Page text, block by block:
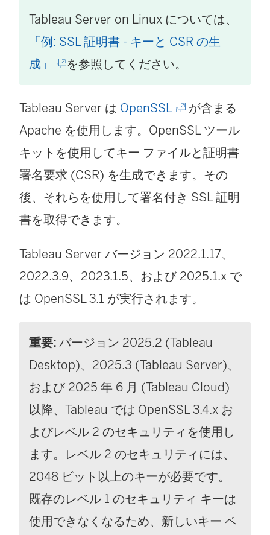
Tableau Server on Linux については、
「例: SSL 証明書 - キーと CSR の生
成」
(
し
い
ウ
ィ
ン
ド
く
)
を参照してください。
Tableau Server は OpenSSL(
新
し
い
ウ
ウ
で
く
が含まる
Apache を使用します。OpenSSL ツール
キットを使用してキー ファイルと証明書
署名要求 (CSR) を生成できます。その
後、それらを使用して署名付き SSL 証明
書を取得できます。
Tableau Server バージョン 2022.1.17、
2022.3.9、2023.1.5、および 2025.1.x で
は OpenSSL 3.1 が実行されます。
重要: バージョン 2025.2 (Tableau
Desktop)、2025.3 (Tableau Server)、
および 2025 年 6 月 (Tableau Cloud)
以降、Tableau では OpenSSL 3.4.x お
よびレベル 2 のセキュリティを使用し
ます。レベル 2 のセキュリティには、
2048 ビット以上のキーが必要です。
既存のレベル 1 のセキュリティ キーは
使用できなくなるため、新しいキー ペ